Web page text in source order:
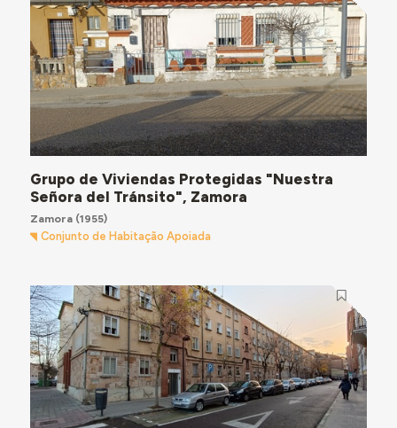
Grupo de Viviendas Protegidas "Nuestra
Señora del Tránsito", Zamora
Zamora(1955)
Conjunto de Habitação Apoiada